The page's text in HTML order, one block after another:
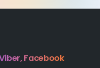
Facebook